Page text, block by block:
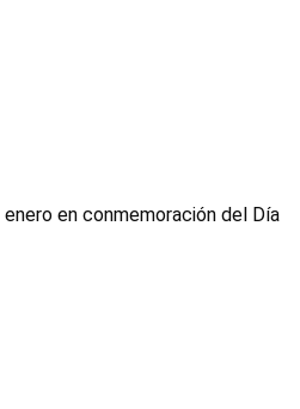
en conmemoración del Día